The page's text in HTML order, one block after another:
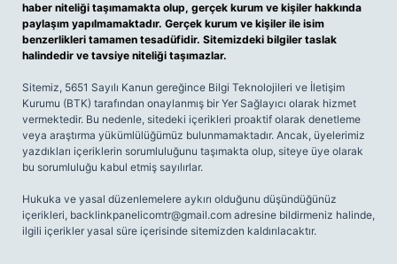
haber niteliği taşımamakta olup, gerçek kurum ve kişiler hakkında
paylaşım yapılmamaktadır. Gerçek kurum ve kişiler ile isim
benzerlikleri tamamen tesadüfidir. Sitemizdeki bilgiler taslak
halindedir ve tavsiye niteliği taşımazlar.
Sitemiz, 5651 Sayılı Kanun gereğince Bilgi Teknolojileri ve İletişim
Kurumu (BTK) tarafından onaylanmış bir Yer Sağlayıcı olarak hizmet
vermektedir. Bu nedenle, sitedeki içerikleri proaktif olarak denetleme
veya araştırma yükümlülüğümüz bulunmamaktadır. Ancak, üyelerimiz
yazdıkları içeriklerin sorumluluğunu taşımakta olup, siteye üye olarak
bu sorumluluğu kabul etmiş sayılırlar.
Hukuka ve yasal düzenlemelere aykırı olduğunu düşündüğünüz
içerikleri, backlinkpanelicomtr@gmail.com adresine bildirmeniz halinde,
ilgili içerikler yasal süre içerisinde sitemizden kaldırılacaktır.